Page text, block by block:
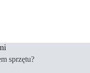
sprzętu?